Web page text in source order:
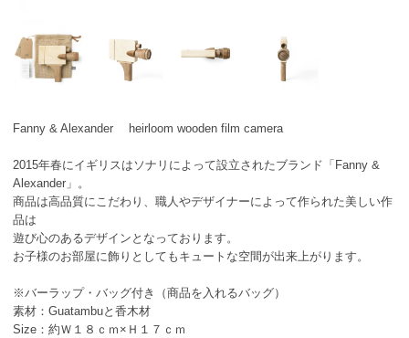
Fanny & Alexander heirloom wooden film camera
2015年春にイギリスはソナリによって設立されたブランド「Fanny &
Alexander」。
商品は高品質にこだわり、職人やデザイナーによって作られた美しい作
品は
遊び心のあるデザインとなっております。
お子様のお部屋に飾りとしてもキュートな空間が出来上がります。
※バーラップ・バッグ付き（商品を入れるバッグ）
素材：Guatambuと香木材
Size：約Ｗ１８ｃｍ×Ｈ１７ｃｍ